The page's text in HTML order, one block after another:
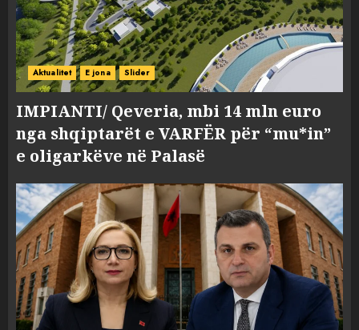
Aktualitet E jona Slider
IMPIANTI/ Qeveria, mbi 14 mln euro
nga shqiptarët e VARFËR për “mu*in”
e oligarkëve në Palasë